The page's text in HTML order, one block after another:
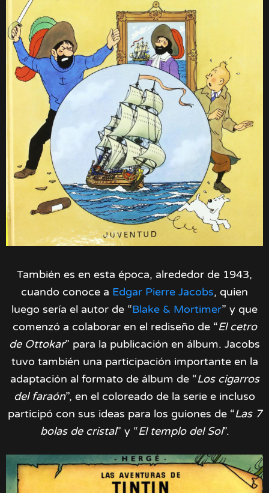
También es en esta época, alrededor de 1943,
cuando conoce a Edgar Pierre Jacobs, quien
luego sería el autor de “Blake & Mortimer” y que
comenzó a colaborar en el rediseño de “El cetro
de Ottokar” para la publicación en álbum. Jacobs
tuvo también una participación importante en la
adaptación al formato de álbum de “Los cigarros
del faraón”, en el coloreado de la serie e incluso
participó con sus ideas para los guiones de “Las 7
bolas de cristal” y “El templo del Sol”.